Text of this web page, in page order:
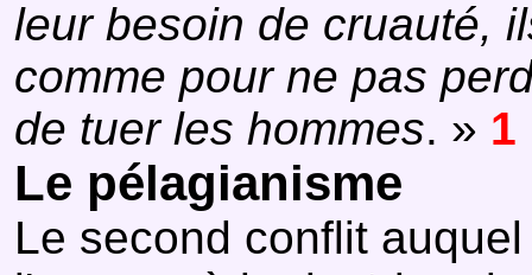
leur besoin de cruauté,
comme pour ne pas
de tuer les hommes. » 1
Le pélagianisme
Le second conflit